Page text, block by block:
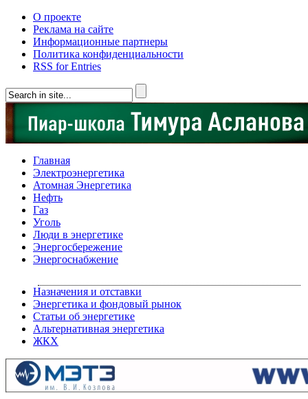
О проекте
Реклама на сайте
Информационные партнеры
Политика конфиденциальности
RSS for Entries
Главная
Электроэнергетика
Атомная Энергетика
Нефть
Газ
Уголь
Люди в энергетике
Энергосбережение
Энергоснабжение
Назначения и отставки
Энергетика и фондовый рынок
Статьи об энергетике
Альтернативная энергетика
ЖКХ